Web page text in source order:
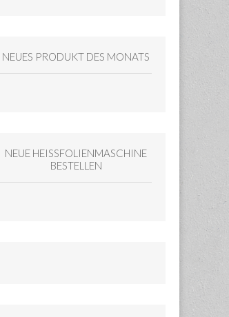
NEUES PRODUKT DES MONATS
NEUE HEISSFOLIENMASCHINE
BESTELLEN